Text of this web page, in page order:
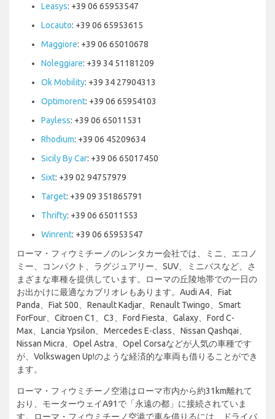
Leasys: +39 06 65953547
Locauto: +39 06 65953615
Maggiore: +39 06 65010678
Noleggiare: +39 34 51181209
Ok Mobility: +39 34 27904313
Optimorent: +39 06 65954103
Payless: +39 06 65011531
Rhodium: +39 06 45209634
Sicily By Car: +39 06 65017450
Sixt: +39 02 94757979
Target: +39 09 351865791
Thrifty: +39 06 65011553
Winrent: +39 06 65953547
ローマ・フィウミチーノのレンタカー会社では、ミニ、エコノ
ミー、コンパクト、ラグジュアリー、SUV、ミニバスなど、さ
まざまな車種を提供しています。ローマの丘陵地帯での一日の
お出かけに最適なカブリオレもあります。Audi A4、Fiat
Panda、Fiat 500、Renault Kadjar、Renault Twingo、Smart
ForFour、Citroen C1、C3、Ford Fiesta、Galaxy、Ford C-
Max、Lancia Ypsilon、Mercedes E-class、Nissan Qashqai、
Nissan Micra、Opel Astra、Opel Corsaなどが人気の車種です
が、Volkswagen Up!のような経済的な車両も借りることができ
ます。
ローマ・フィウミチーノ空港はローマ市内から約31km離れて
おり、モーターウェイA91で「永遠の都」に接続されていま
す。ローマ・フィウミチーノ空港で車を借りるには、ドライバ